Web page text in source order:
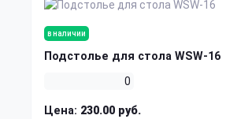
в наличии
Подстолье для стола WSW-16
0
Цена: 230.00 руб.